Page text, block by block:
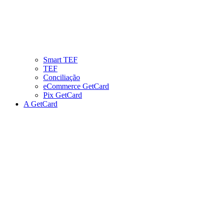
Smart TEF
TEF
Conciliação
eCommerce GetCard
Pix GetCard
A GetCard